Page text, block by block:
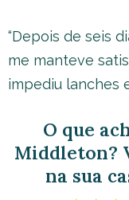
“Depois de seis
me manteve
impediu lanches
O que
Middleton?
na sua